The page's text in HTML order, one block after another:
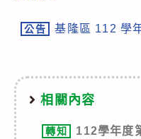
公告
基隆區 112 學
相關內容
轉知
112學年度